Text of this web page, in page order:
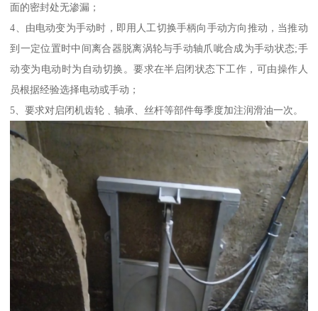
面的密封处无渗漏；
4、由电动变为手动时，即用人工切换手柄向手动方向推动，当推动
到一定位置时中间离合器脱离涡轮与手动轴爪呲合成为手动状态;手
动变为电动时为自动切换。要求在半启闭状态下工作，可由操作人
员根据经验选择电动或手动；
5、要求对启闭机齿轮﹑轴承、丝杆等部件每季度加注润滑油一次。